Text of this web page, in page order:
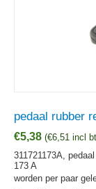
pedaal rubber
€5,38 (€6,51 incl
311721173A,
173 A
worden per paar